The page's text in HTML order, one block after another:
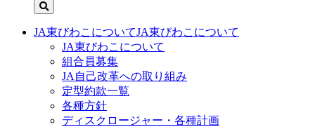
JA東びわこについてJA東びわこについて
JA東びわこについて
組合員募集
JA自己改革への取り組み
定型約款一覧
各種方針
ディスクロージャー・各種計画